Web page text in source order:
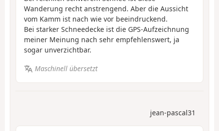
Wanderung recht anstrengend. Aber die Aussicht
vom Kamm ist nach wie vor beeindruckend.
Bei starker Schneedecke ist die GPS-Aufzeichnung
meiner Meinung nach sehr empfehlenswert, ja
sogar unverzichtbar.
Maschinell übersetzt
jean-pascal31